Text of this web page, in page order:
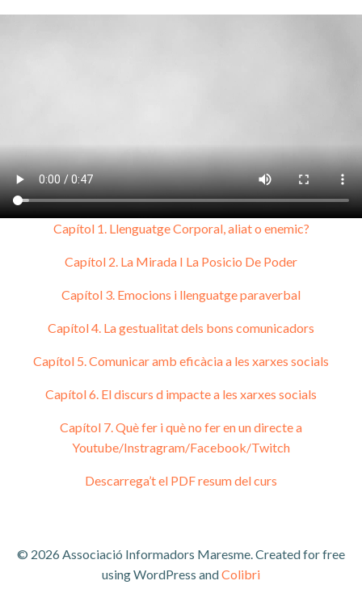
Capítol 1. Llenguatge Corporal, aliat o enemic?
Capítol 2. La Mirada I La Posicio De Poder
Capítol 3. Emocions i llenguatge paraverbal
Capítol 4. La gestualitat dels bons comunicadors
Capítol 5. Comunicar amb eficàcia a les xarxes socials
Capítol 6. El discurs d impacte a les xarxes socials
Capítol 7. Què fer i què no fer en un directe a
Youtube/Instragram/Facebook/Twitch
Descarrega’t el PDF resum del curs
© 2026 Associació Informadors Maresme. Created for free
using WordPress andColibri